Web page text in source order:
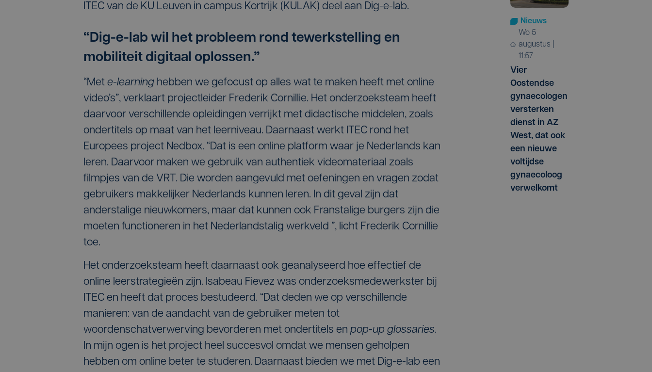
ITEC van de KU Leuven in campus Kortrijk (KULAK) deel aan Dig-e-lab.
“Dig-e-lab wil het probleem rond tewerkstelling en
mobiliteit digitaal oplossen.”
“Met e-learning hebben we gefocust op alles wat te maken heeft met online
video’s”, verklaart projectleider Frederik Cornillie. Het onderzoeksteam heeft
daarvoor verschillende opleidingen verrijkt met didactische middelen, zoals
ondertitels op maat van het leerniveau. Daarnaast werkt ITEC rond het
Europees project Nedbox. “Dat is een online platform waar je Nederlands kan
leren. Daarvoor maken we gebruik van authentiek videomateriaal zoals
filmpjes van de VRT. Die worden aangevuld met oefeningen en vragen zodat
gebruikers makkelijker Nederlands kunnen leren. In dit geval zijn dat
anderstalige nieuwkomers, maar dat kunnen ook Franstalige burgers zijn die
moeten functioneren in het Nederlandstalig werkveld ”, licht Frederik Cornillie
toe.
Het onderzoeksteam heeft daarnaast ook geanalyseerd hoe effectief de
online leerstrategieën zijn. Isabeau Fievez was onderzoeksmedewerkster bij
ITEC en heeft dat proces bestudeerd. “Dat deden we op verschillende
manieren: van de aandacht van de gebruiker meten tot
woordenschatverwerving bevorderen met ondertitels en pop-up glossaries.
In mijn ogen is het project heel succesvol omdat we mensen geholpen
hebben om online beter te studeren. Daarnaast bieden we met Dig-e-lab een
Nieuws
wo 5
augustus |
11:57
Vier
Oostendse
gynaecologen
versterken
dienst in AZ
West, dat ook
een nieuwe
voltijdse
gynaecoloog
verwelkomt